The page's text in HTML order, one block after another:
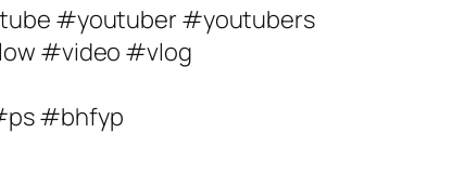
#youtuber #youtubers
#video #vlog
#bhfyp